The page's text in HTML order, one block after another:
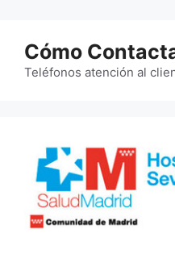
contenido
Cómo
Teléfonos atención al